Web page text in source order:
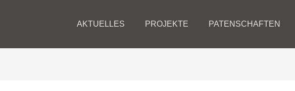
AKTUELLES PROJEKTE PATENSCHAFTEN